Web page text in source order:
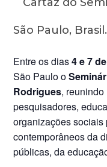
Entre os dias4 e 7
São Paulo o
Rodrigues,
pesquisadores,
organizações
contemporâneos da
públicas, da